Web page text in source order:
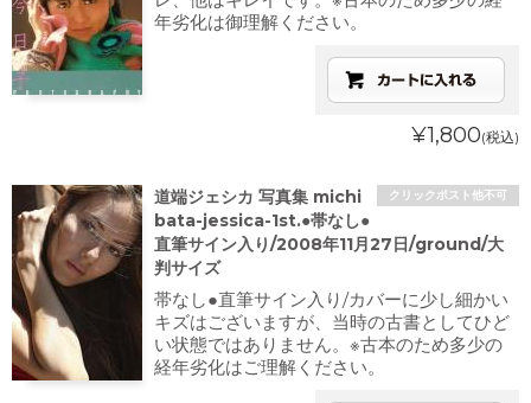
年劣化は御理解ください。
¥1,800(税込)
クリックポスト他不可
道端ジェシカ 写真集 michi
bata-jessica-1st.●帯なし●
直筆サイン入り/2008年11月27日/ground/大
判サイズ
帯なし●直筆サイン入り/カバーに少し細かい
キズはございますが、当時の古書としてひど
い状態ではありません。※古本のため多少の
経年劣化はご理解ください。